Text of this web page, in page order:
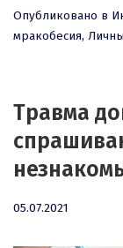
Опубликовано в
мракобесия,
Травма
05.07.2021